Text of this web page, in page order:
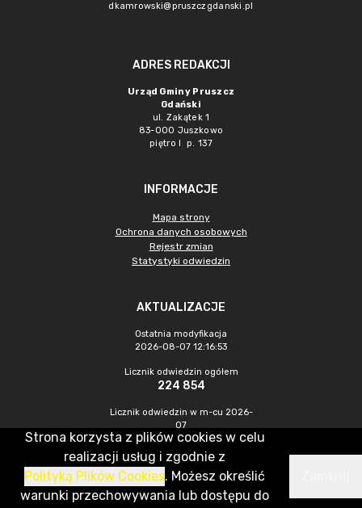
dkamrowski@pruszczgdanski.pl
ADRES REDAKCJI
Urząd Gminy Pruszcz
Gdański
ul. Zakątek 1
83-000 Juszkowo
piętro I p. 137
INFORMACJE
Mapa strony
Ochrona danych osobowych
Rejestr zmian
Statystyki odwiedzin
AKTUALIZACJE
Ostatnia modyfikacja
2026-08-07 12:16:53
Licznik odwiedzin ogółem
224 854
Licznik odwiedzin w m-cu 2026-
07
1 007
CMS & Hosting: Nefeni Sp. z o.o.
Strona korzysta z plików cookies w celu
realizacji usług i zgodnie z
Polityką Plików Cookies. Możesz określić
warunki przechowywania lub dostępu do